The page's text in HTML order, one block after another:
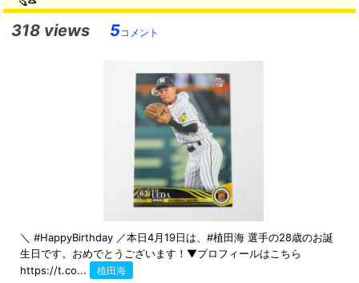
318 views 5コメント
＼ #HappyBirthday ／本日4月19日は、#植田海 選手の28歳のお誕
生日です。おめでとうございます！▼プロフィールはこちら
https://t.co...
植田海